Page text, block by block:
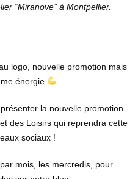
“Miranove” à Montpellier.
logo, nouvelle promotion mais
énergie.
la nouvelle promotion
des Loisirs qui reprendra cette
sociaux !
mois, les mercredis, pour